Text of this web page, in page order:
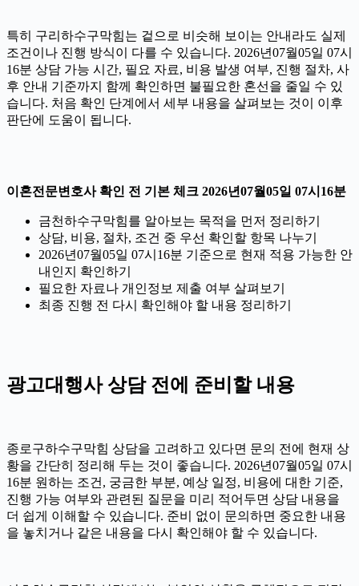
특히 구리하수구막힘는 겉으로 비슷해 보이는 안내라도 실제
조건이나 진행 방식이 다를 수 있습니다. 2026년07월05일 07시
16분 상담 가능 시간, 필요 자료, 비용 발생 여부, 진행 절차, 사
후 안내 기준까지 함께 확인하면 불필요한 혼선을 줄일 수 있
습니다. 처음 확인 단계에서 세부 내용을 살펴보는 것이 이후
판단에 도움이 됩니다.
이혼전문변호사 확인 전 기본 체크 2026년07월05일 07시16분
금천하수구막힘를 알아보는 목적을 먼저 정리하기
상담, 비용, 절차, 조건 중 우선 확인할 항목 나누기
2026년07월05일 07시16분 기준으로 현재 적용 가능한 안
내인지 확인하기
필요한 자료나 개인정보 제출 여부 살펴보기
최종 진행 전 다시 확인해야 할 내용 정리하기
광고대행사 상담 전에 준비할 내용
종로구하수구막힘 상담을 고려하고 있다면 문의 전에 현재 상
황을 간단히 정리해 두는 것이 좋습니다. 2026년07월05일 07시
16분 원하는 조건, 궁금한 부분, 예상 일정, 비용에 대한 기준,
진행 가능 여부와 관련된 질문을 미리 적어두면 상담 내용을
더 쉽게 이해할 수 있습니다. 준비 없이 문의하면 중요한 내용
을 놓치거나 같은 내용을 다시 확인해야 할 수 있습니다.